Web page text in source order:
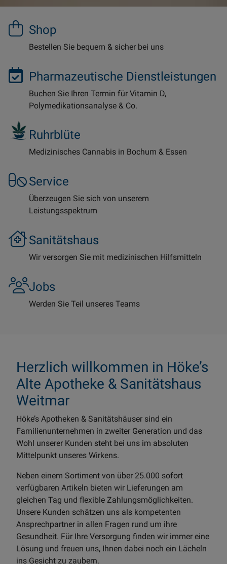
Shop
Bestellen Sie bequem & sicher bei uns
Pharmazeutische Dienstleistungen
Buchen Sie Ihren Termin für Vitamin D,
Polymedikationsanalyse & Co.
Ruhrblüte
Medizinisches Cannabis in Bochum & Essen
Service
Überzeugen Sie sich von unserem
Leistungsspektrum
Sanitätshaus
Wir versorgen Sie mit medizinischen Hilfsmitteln
Jobs
Werden Sie Teil unseres Teams
Herzlich willkommen in Höke’s
Alte Apotheke & Sanitätshaus
Weitmar
Höke’s Apotheken & Sanitätshäuser sind ein
Familienunternehmen in zweiter Generation und das
Wohl unserer Kunden steht bei uns im absoluten
Mittelpunkt unseres Wirkens.
Neben einem Sortiment von über 25.000 sofort
verfügbaren Artikeln bieten wir Lieferungen am
gleichen Tag und flexible Zahlungsmöglichkeiten.
Unsere Kunden schätzen uns als kompetenten
Ansprechpartner in allen Fragen rund um ihre
Gesundheit. Für Ihre Versorgung finden wir immer eine
Lösung und freuen uns, Ihnen dabei noch ein Lächeln
ins Gesicht zu zaubern.